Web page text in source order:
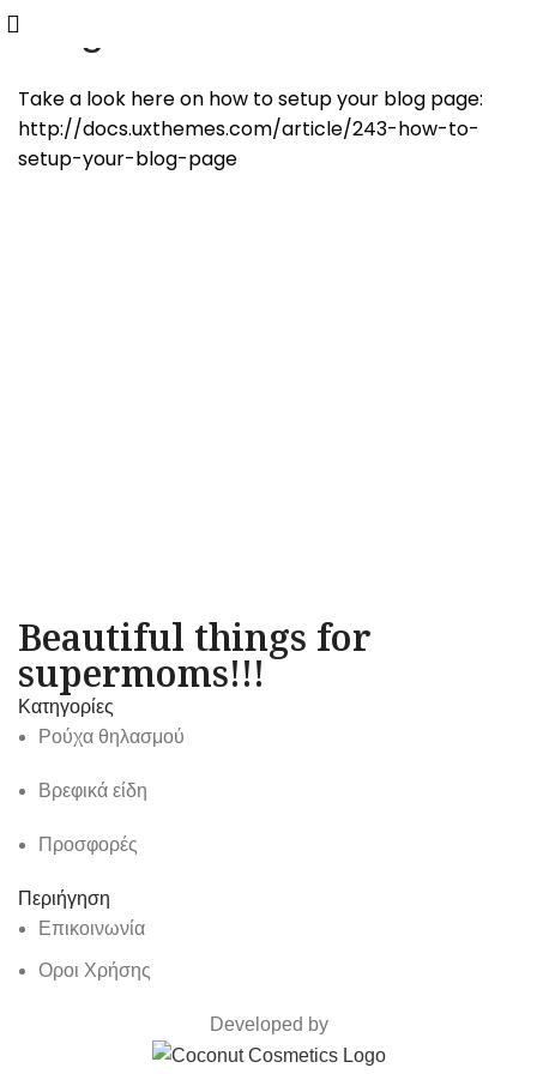
Blog
Take a look here on how to setup your blog page:
http://docs.uxthemes.com/article/243-how-to-
setup-your-blog-page
Beautiful things for
supermoms!!!
Κατηγορίες
Ρούχα θηλασμού
Βρεφικά είδη
Προσφορές
Περιήγηση
Επικοινωνία
Οροι Χρήσης
Developed by